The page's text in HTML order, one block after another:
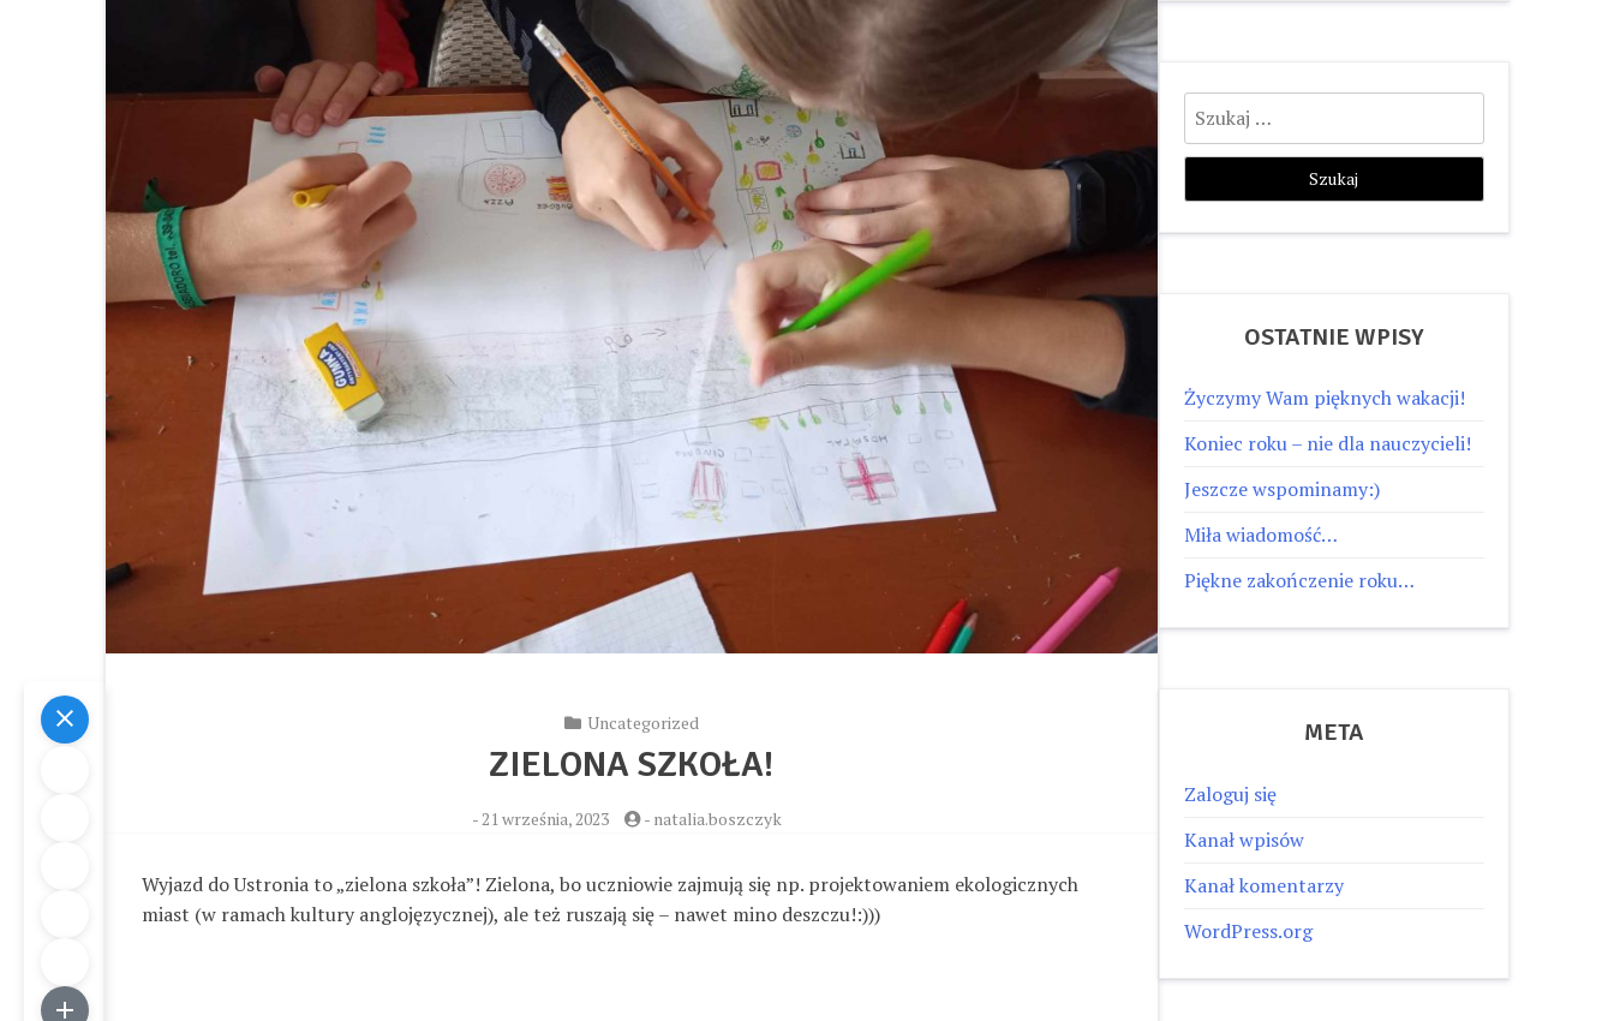
Uncategorized
ZIELONA SZKOŁA!
-21 września, 2023 - natalia.boszczyk
Wyjazd do Ustronia to „zielona szkoła”! Zielona, bo uczniowie zajmują się np. projektowaniem ekologicznych
miast (w ramach kultury anglojęzycznej), ale też ruszają się – nawet mino deszczu!:)))
Szukaj:
OSTATNIE WPISY
Życzymy Wam pięknych wakacji!
Koniec roku – nie dla nauczycieli!
Jeszcze wspominamy:)
Miła wiadomość…
Piękne zakończenie roku…
META
Zaloguj się
Kanał wpisów
Kanał komentarzy
WordPress.org